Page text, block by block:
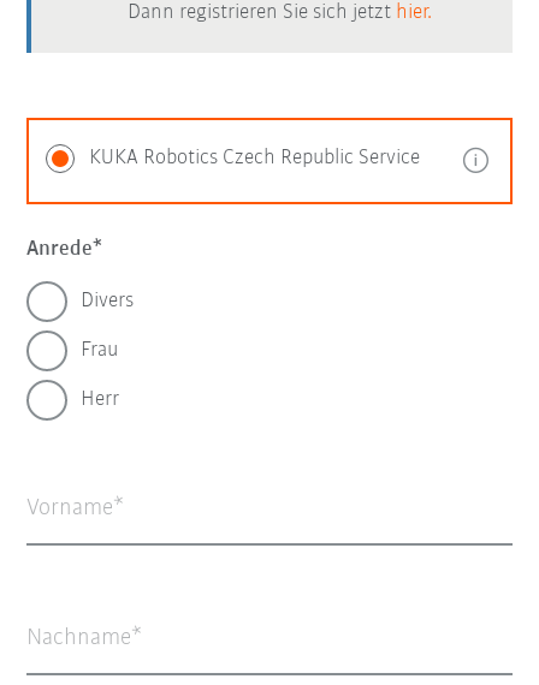
Dann registrieren Sie sich jetzt hier.
KUKA Robotics Czech Republic Service
Anrede
Divers
Frau
Herr
Vorname
Nachname